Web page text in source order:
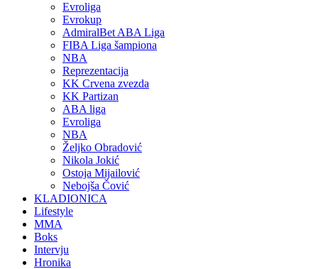
Evroliga
Evrokup
AdmiralBet ABA Liga
FIBA Liga šampiona
NBA
Reprezentacija
KK Crvena zvezda
KK Partizan
ABA liga
Evroliga
NBA
Željko Obradović
Nikola Jokić
Ostoja Mijailović
Nebojša Čović
KLADIONICA
Lifestyle
MMA
Boks
Intervju
Hronika